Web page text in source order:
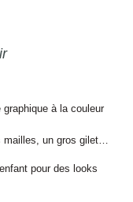
à la couleur
un gros gilet…
pour des looks